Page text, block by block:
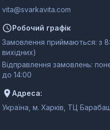
moc.ativakravs@ativ
Робочий графік
Замовлення приймаються: з
вихідних)
Відправлення замовлень:
до 14:00
Адреса:
Україна, м. Харків, ТЦ